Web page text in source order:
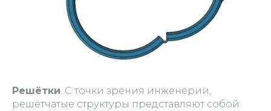
Решётки. С точки зрения инженерии,
решётчатые структуры представляют собой